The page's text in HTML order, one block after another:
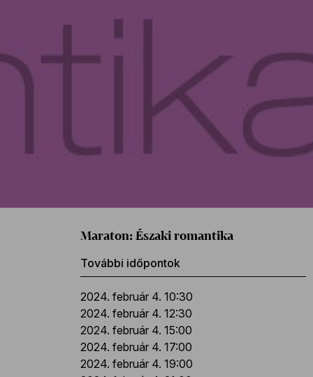
Maraton: Északi romantika
További időpontok
2024. február 4. 10:30
2024. február 4. 12:30
2024. február 4. 15:00
2024. február 4. 17:00
2024. február 4. 19:00